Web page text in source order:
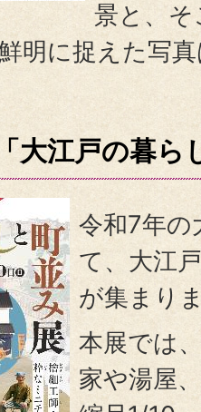
景と、
明に捉えた写
大江戸の暮ら
令和7年の
て、大江
が集まり
本展では
家や湯屋